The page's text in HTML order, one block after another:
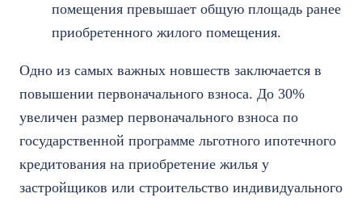
помещения превышает общую площадь ранее
приобретенного жилого помещения.
Одно из самых важных новшеств заключается в
повышении первоначального взноса. До 30%
увеличен размер первоначального взноса по
государственной программе льготного ипотечного
кредитования на приобретение жилья у
застройщиков или строительство индивидуального